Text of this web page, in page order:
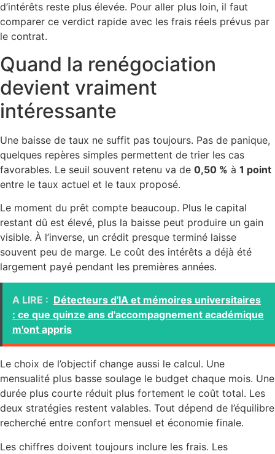
d’intérêts reste plus élevée. Pour aller plus loin, il faut
comparer ce verdict rapide avec les frais réels prévus par
le contrat.
Quand la renégociation
devient vraiment
intéressante
Une baisse de taux ne suffit pas toujours. Pas de panique,
quelques repères simples permettent de trier les cas
favorables. Le seuil souvent retenu va de 0,50 % à 1 point
entre le taux actuel et le taux proposé.
Le moment du prêt compte beaucoup. Plus le capital
restant dû est élevé, plus la baisse peut produire un gain
visible. À l’inverse, un crédit presque terminé laisse
souvent peu de marge. Le coût des intérêts a déjà été
largement payé pendant les premières années.
A LIRE : Détecteurs d'IA et mémoires universitaires
: ce que quinze ans d'accompagnement académique
m'ont appris
Le choix de l’objectif change aussi le calcul. Une
mensualité plus basse soulage le budget chaque mois. Une
durée plus courte réduit plus fortement le coût total. Les
deux stratégies restent valables. Tout dépend de l’équilibre
recherché entre confort mensuel et économie finale.
Les chiffres doivent toujours inclure les frais. Les